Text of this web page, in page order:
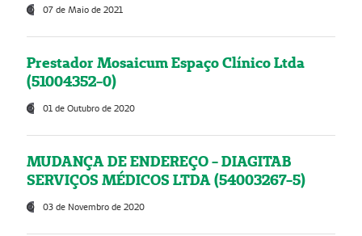
07 de Maio de 2021
Prestador Mosaicum Espaço Clínico Ltda
(51004352-0)
01 de Outubro de 2020
MUDANÇA DE ENDEREÇO - DIAGITAB
SERVIÇOS MÉDICOS LTDA (54003267-5)
03 de Novembro de 2020